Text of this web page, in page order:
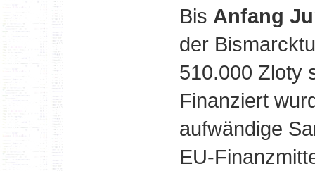
Bis Anfang
der
510.000 Zloty
Finanziert
aufwändige
EU-